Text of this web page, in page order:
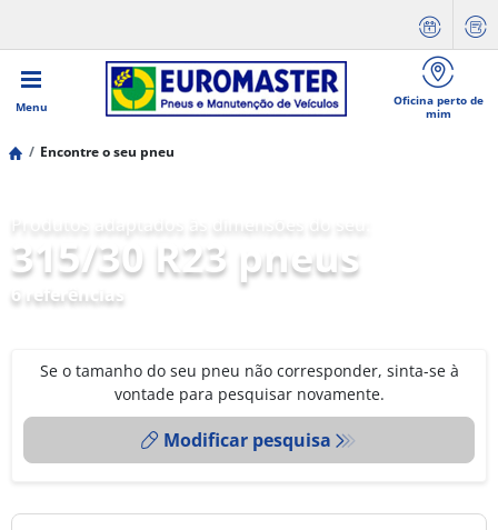
Menu
Oficina perto de
mim
Encontre o seu pneu
315/30 R23 pneus
6 referências
Se o tamanho do seu pneu não corresponder, sinta-se à
vontade para pesquisar novamente.
Modificar pesquisa